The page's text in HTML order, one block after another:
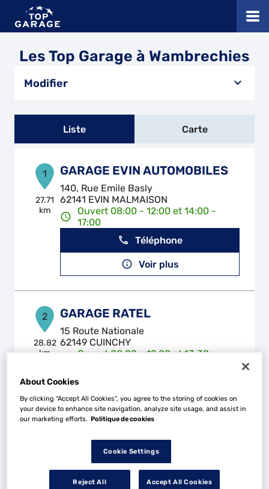
Les Top Garage à Wambrechies
Modifier
Liste Carte
1
27.71
km
GARAGE EVIN AUTOMOBILES
140, Rue Emile Basly
62141 EVIN MALMAISON
Ouvert 08:00 - 12:00 et 14:00 -
17:00
Téléphone
Voir plus
2
28.82
km
GARAGE RATEL
15 Route Nationale
62149 CUINCHY
Ouvert 08:00 - 12:00 et 13:30 -
Voir plus
Les Top Garage dans les villes à proximité
About Cookies
By clicking “Accept All Cookies”, you agree to the storing of cookies on
your device to enhance site navigation, analyze site usage, and assist in
our marketing efforts. Politique de cookies
Cookie Settings
Reject All Accept All Cookies